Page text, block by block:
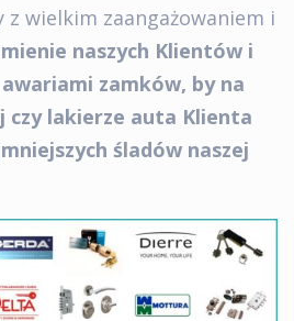
wielkim zaangażowaniem i
naszych Klientów i
zamków, by na
czy lakierze auta Klienta
śladów naszej